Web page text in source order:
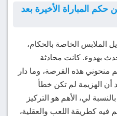
المباراة الأخيرة بعد
الملابس الخاصة بالحكام،
بهدوء. كانت محادثة
منحوني هذه الفرصة، وما دار
أن الهزيمة لم تكن خطأ
لي، الأهم هو التركيز
فيه كطريقة اللعب والعقلية،